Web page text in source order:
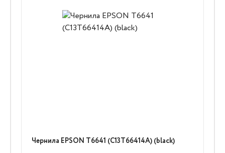
Чернила EPSON T6641 (C13T66414A) (black)